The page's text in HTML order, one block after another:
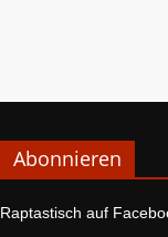
Abonnieren
Raptastisch auf